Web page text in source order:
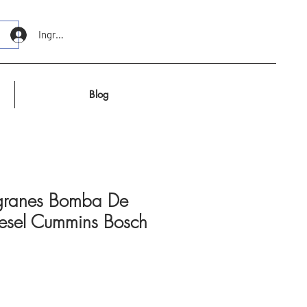
Ingresar
Blog
Bomba De
Cummins Bosch